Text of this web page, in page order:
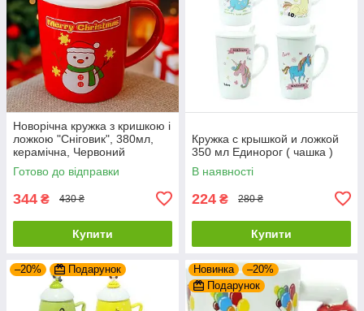
Новорічна кружка з кришкою і
ложкою "Сніговик", 380мл,
керамічна, Червоний
Готово до відправки
344 ₴ 430 ₴
Купити
Кружка с крышкой и ложкой
350 мл Единорог ( чашка )
В наявності
224 ₴ 280 ₴
Купити
–20% Подарунок Новинка
–20%
Подарунок